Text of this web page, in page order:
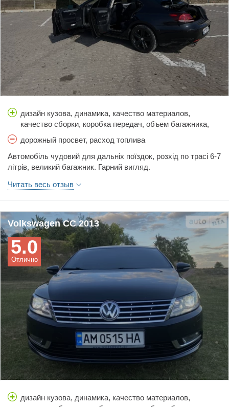
дизайн кузова, динамика, качество материалов,
качество сборки, коробка передач, объем багажника,
управляемость, цена, шумоизоляция
дорожный просвет, расход топлива
Автомобіль чудовий для дальніх поїздок, розхід по трасі 6-7
літрів, великий багажник. Гарний вигляд.
З мінусів тільки низький кліренс.
Читать весь отзыв
Volkswagen CC 2013
Отлично
5.0
дизайн кузова, динамика, качество материалов,